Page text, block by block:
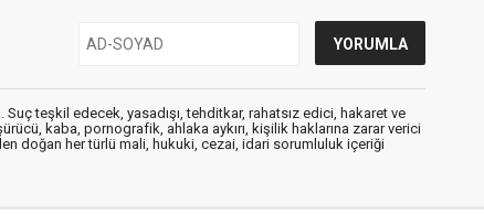
Suç teşkil edecek, yasadışı, tehditkar, rahatsız edici, hakaret ve
kaba, pornografik, ahlaka aykırı, kişilik haklarına zarar verici
doğan her türlü mali, hukuki, cezai, idari sorumluluk içeriği